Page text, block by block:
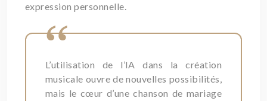
expression personnelle.
L’utilisation de l’IA dans la création
musicale ouvre de nouvelles possibilités,
mais le cœur d’une chanson de mariage